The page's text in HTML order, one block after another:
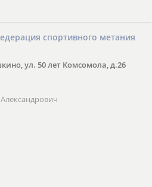
и Всестилевой Федерации
Национального Совета Айкидо
является С. В. Киреенко
спортивного метания